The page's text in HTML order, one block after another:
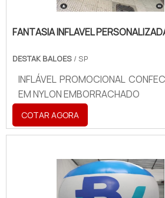
FANTASIA INFLAVEL
DESTAK BALOES / SP
INFLÁVEL PROMOCIONAL
EM NYLON EMBORRACHADO
COTAR AGORA